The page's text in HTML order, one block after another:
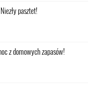
pasztet!
z domowych zapasów!